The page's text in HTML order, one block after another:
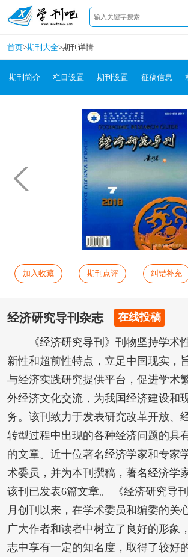
首页>期刊大全>期刊详情
期刊简介 栏目设置 期刊设置 征稿信息
加入收藏 期刊点评 纠错补充
经济研究导刊杂志 在线投稿
《经济研究导刊》刊物坚持学术
新性和超前性特点，立足中国现实，
与经济实践研究提供平台，促进学术
外经济文化交流，为我国经济建设和
务。该刊致力于发表研究改革开放、
转型过程中出现的各种经济问题的具
的文章。近十位著名经济学家和专家
术委员，并为本刊撰稿，著名经济学
该刊已发表6篇文章。 《经济研究导
月创刊以来，在学术委员和编委的关
广大作者和读者中树立了良好的形象
志中享有一定的知名度，取得了较好